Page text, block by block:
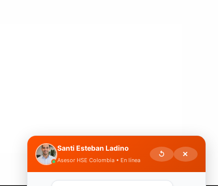
Santi Esteban Ladino
Asesor HSE Colombia • En línea
↺ ✕